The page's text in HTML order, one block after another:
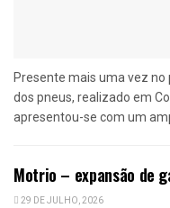
Presente mais uma vez
dos pneus, realizado em
apresentou-se com um
Motrio – expansão de
29 DE JULHO, 2026